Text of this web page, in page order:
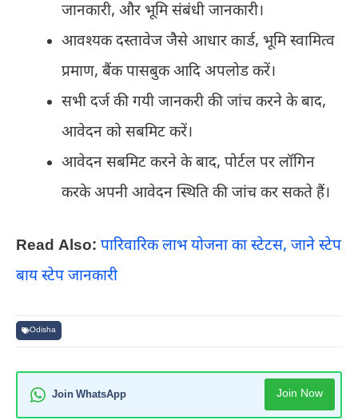
जानकारी, और भूमि संबंधी जानकारी।
आवश्यक दस्तावेज जैसे आधार कार्ड, भूमि स्वामित्व
प्रमाण, बैंक पासबुक आदि अपलोड करें।
सभी दर्ज की गयी जानकरी की जांच करने के बाद,
आवेदन को सबमिट करें।
आवेदन सबमिट करने के बाद, पोर्टल पर लॉगिन
करके अपनी आवेदन स्थिति की जांच कर सकते हैं।
Read Also: पारिवारिक लाभ योजना का स्टेटस, जाने स्टेप
बाय स्टेप जानकारी
Odisha
Join WhatsApp Join Now